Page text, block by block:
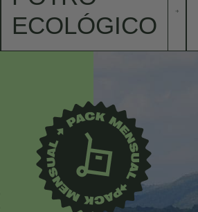
ECOLÓGICO